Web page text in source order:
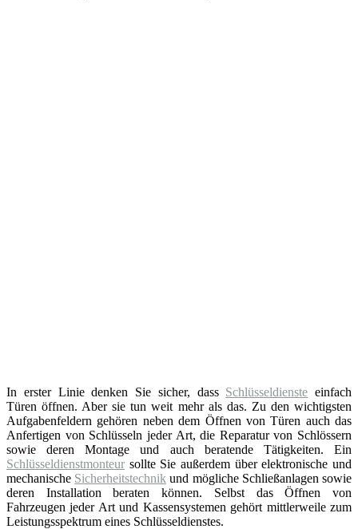
In erster Linie denken Sie sicher, dass Schlüsseldienste einfach
Türen öffnen. Aber sie tun weit mehr als das. Zu den wichtigsten
Aufgabenfeldern gehören neben dem Öffnen von Türen auch das
Anfertigen von Schlüsseln jeder Art, die Reparatur von Schlössern
sowie deren Montage und auch beratende Tätigkeiten. Ein
Schlüsseldienstmonteur sollte Sie außerdem über elektronische und
mechanische Sicherheitstechnik und mögliche Schließanlagen sowie
deren Installation beraten können. Selbst das Öffnen von
Fahrzeugen jeder Art und Kassensystemen gehört mittlerweile zum
Leistungsspektrum eines Schlüsseldienstes.